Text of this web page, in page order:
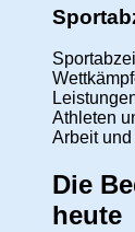
Athleten
Arbeit
Die
heute